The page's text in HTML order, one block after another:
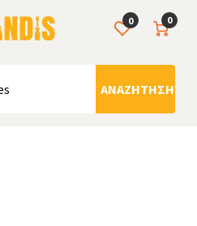
0
ΑΝΑΖΉΤΗΣΗ
0